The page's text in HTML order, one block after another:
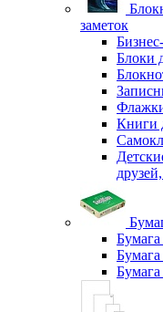
заметок
Блоки
Книги